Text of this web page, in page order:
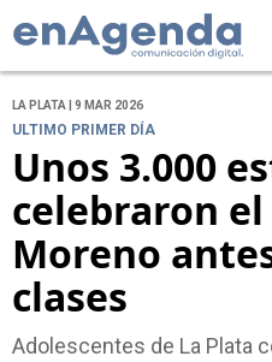
LA PLATA | 9 MAR 2026
ULTIMO PRIMER DÍA
Unos 3.000
celebraron el
Moreno
clases
Adolescentes de La Plata